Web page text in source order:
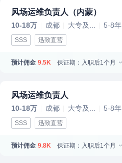
风场运维负责人（内蒙）
10-18万 成都 大专及... 5-8年
SSS 迅致直营
预计佣金 9.5K 保证期：入职后1个月
风场运维负责人
10-18万 成都 大专及... 5-8年
SSS 迅致直营
预计佣金 9.8K 保证期：入职后1个月